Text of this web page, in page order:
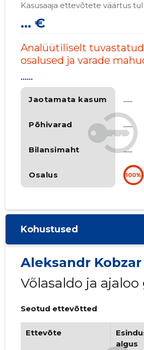
Kasusaaja ettevõtete väärtus
... €
Analüütiliselt
osalused ja varade
Jaotamata kasum
Põhivarad
Bilansimaht
Osalus
......
......
......
......
100%
Kohustused
Aleksandr Kobzar
Võlasaldo ja
Seotud ettevõtted
Ettevõte
algus